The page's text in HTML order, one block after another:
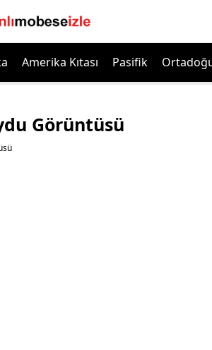
Amerika Kıtası Pasifik
Görüntüsü